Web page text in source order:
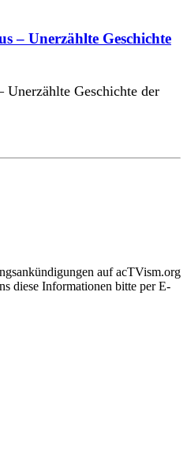
– Unerzählte Geschichte
Unerzählte Geschichte der
auf acTVism.org
diese Informationen bitte per E-